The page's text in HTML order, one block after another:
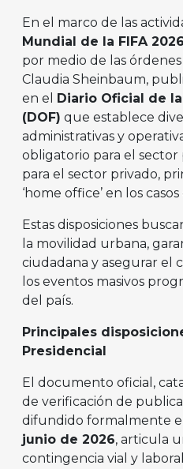
En el marco de las
Mundial de la FIFA 2026
por medio de las
Claudia Sheinbaum,
en el
Diario Oficial de
(DOF) que establece
administrativas y
obligatorio para el
para el sector privado,
‘home office’ en los
Estas disposiciones
la movilidad urbana,
ciudadana y asegurar el
los eventos masivos
del país.
Principales
Presidencial
El documento oficial,
de verificación de
difundido formalmente
junio de 2026, articula
contingencia vial y